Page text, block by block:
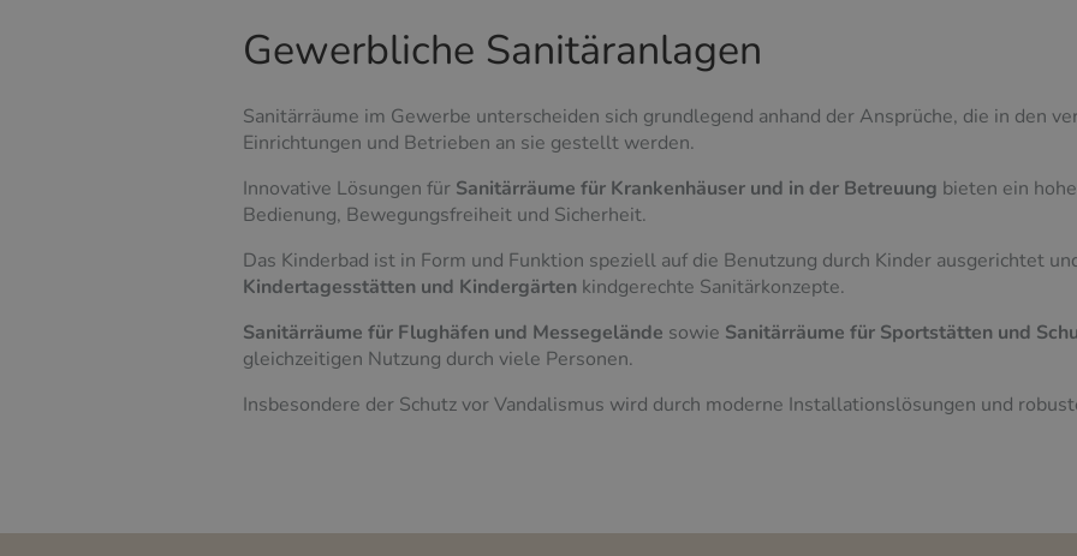
Gewerbliche Sanitäranlagen
Sanitärräume im Gewerbe unterscheiden sich grundlegend anhand der Ansprüche, die in den
Einrichtungen und Betrieben an sie gestellt werden.
Innovative Lösungen für Sanitärräume für Krankenhäuser und in der Betreuung bieten ein
Bedienung, Bewegungsfreiheit und Sicherheit.
Das Kinderbad ist in Form und Funktion speziell auf die Benutzung durch Kinder ausgerichtet
Kindertagesstätten und Kindergärten kindgerechte Sanitärkonzepte.
Sanitärräume für Flughäfen und Messegelände sowie Sanitärräume für Sportstätten und
gleichzeitigen Nutzung durch viele Personen.
Insbesondere der Schutz vor Vandalismus wird durch moderne Installationslösungen und